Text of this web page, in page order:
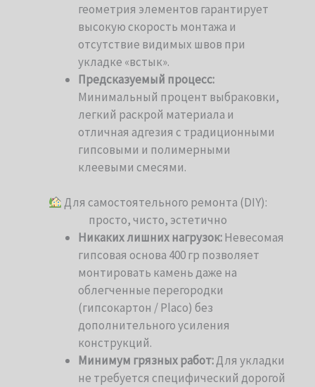
геометрия элементов гарантирует
высокую скорость монтажа и
отсутствие видимых швов при
укладке «встык».
Предсказуемый процесс:
Минимальный процент выбраковки,
легкий раскрой материала и
отличная адгезия с традиционными
гипсовыми и полимерными
клеевыми смесями.
Для самостоятельного ремонта (DIY):
просто, чисто, эстетично
Никаких лишних нагрузок:Невесомая
гипсовая основа 400 гр позволяет
монтировать камень даже на
облегченные перегородки
(гипсокартон / Placo) без
дополнительного усиления
конструкций.
Минимум грязных работ:Для укладки
не требуется специфический дорогой